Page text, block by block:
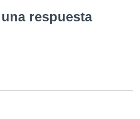
respuesta